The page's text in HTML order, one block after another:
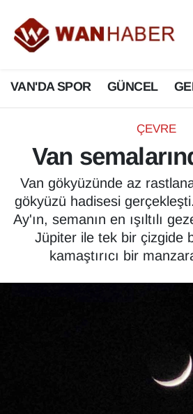
VAN'DA SPOR GÜNCEL
ÇEVRE
Van
Van gökyüzünde az
gökyüzü hadisesi
Ay'ın, semanın en ışıltılı
Jüpiter ile tek bir çizgide
kamaştırıcı bir
3.SAYFA
ASAYİŞ
BİLİM VE TEKNOLOJİ
Biyografi
Bölge Haberleri
ÇEVRE
Van Nöbetçi Eczaneler
Van Hava Durumu
Van Namaz Vakitleri
Van Trafik Yoğunluk
Süper Lig Puan Durumu ve
Tüm Manşetler
Son Dakika Haberleri